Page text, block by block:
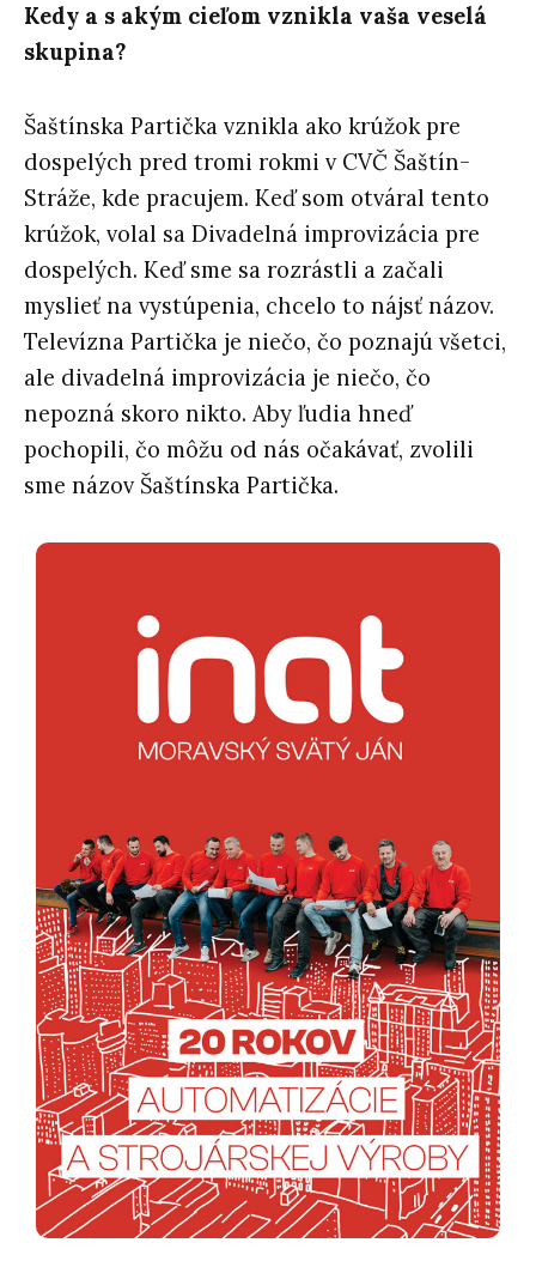
Kedy a s akým cieľom vznikla vaša veselá
skupina?
Šaštínska Partička vznikla ako krúžok pre
dospelých pred tromi rokmi v CVČ Šaštín-
Stráže, kde pracujem. Keď som otváral tento
krúžok, volal sa Divadelná improvizácia pre
dospelých. Keď sme sa rozrástli a začali
myslieť na vystúpenia, chcelo to nájsť názov.
Televízna Partička je niečo, čo poznajú všetci,
ale divadelná improvizácia je niečo, čo
nepozná skoro nikto. Aby ľudia hneď
pochopili, čo môžu od nás očakávať, zvolili
sme názov Šaštínska Partička.